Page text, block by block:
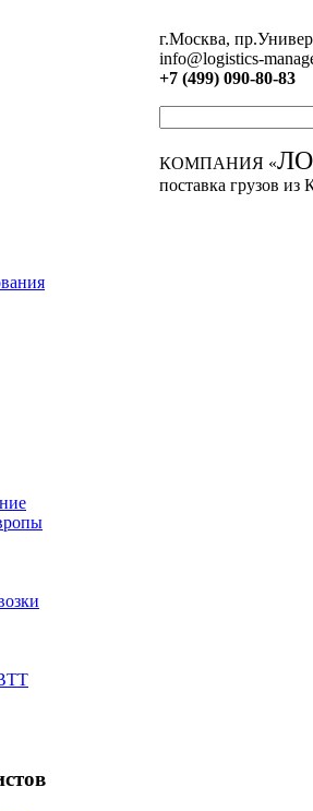
г.Москва,
info@logistics-
+7 (499) 090-80-83
КОМПАНИЯ «
поставка грузов из